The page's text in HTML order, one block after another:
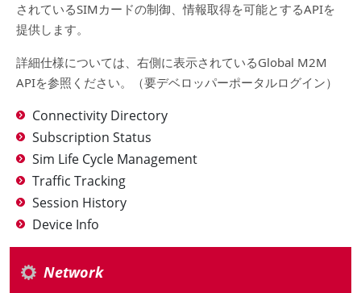
されているSIMカードの制御、情報取得を可能とするAPIを
提供します。
詳細仕様については、右側に表示されているGlobal M2M
APIを参照ください。（要デベロッパーポータルログイン）
Connectivity Directory
Subscription Status
Sim Life Cycle Management
Traffic Tracking
Session History
Device Info
Network